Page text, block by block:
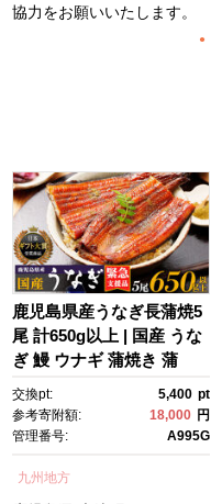
協力をお願いいたします。
鹿児島県産うなぎ長蒲焼5
尾 計650g以上 | 国産 うな
ぎ 鰻 ウナギ 蒲焼き 蒲
焼 かばやき unagi うなぎ
蒲焼 土用丑の日 土用の丑
の日 丑の日 魚 魚介 魚
り ギフト 人気 おすす
交換pt: 5,400 pt
参考寄附額:
18,000 円
管理番号:
A995G
九州地方